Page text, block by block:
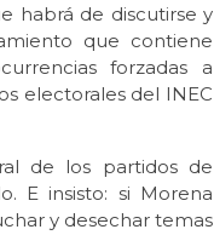
habrá de discutirse y
que contiene
forzadas a
electorales del INEC
de los partidos de
E insisto: si Morena
y desechar temas